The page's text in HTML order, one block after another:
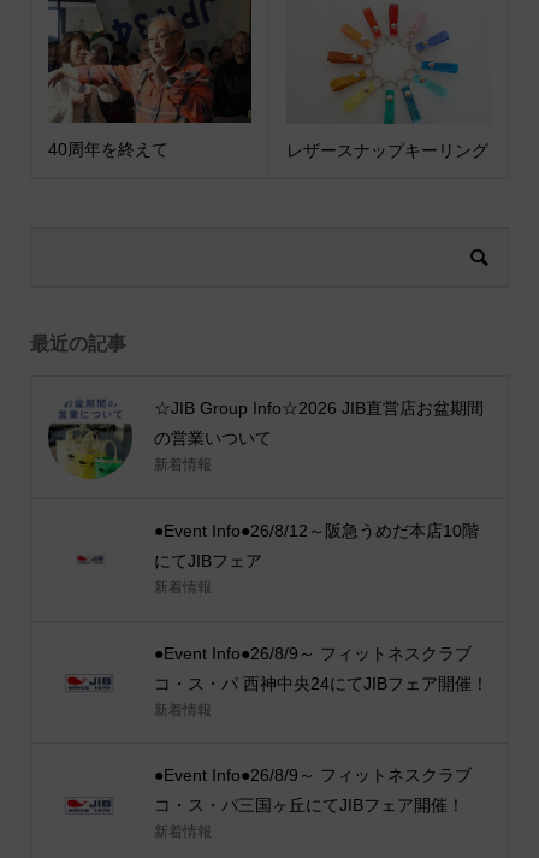
40周年を終えて レザースナップキーリング
最近の記事
☆JIB Group Info☆2026 JIB直営店お盆期間
の営業いついて
新着情報
●Event Info●26/8/12～阪急うめだ本店10階
にてJIBフェア
新着情報
●Event Info●26/8/9～ フィットネスクラブ
コ・ス・パ 西神中央24にてJIBフェア開催！
新着情報
●Event Info●26/8/9～ フィットネスクラブ
コ・ス・パ三国ヶ丘にてJIBフェア開催！
新着情報